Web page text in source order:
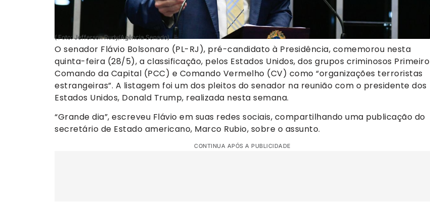
( Foto: Jefferson Rudy/Agência Senado)
O senador Flávio Bolsonaro (PL-RJ), pré-candidato à Presidência, comemorou nesta
quinta-feira (28/5), a classificação, pelos Estados Unidos, dos grupos criminosos Primeiro
Comando da Capital (PCC) e Comando Vermelho (CV) como “organizações terroristas
estrangeiras”. A listagem foi um dos pleitos do senador na reunião com o presidente dos
Estados Unidos, Donald Trump, realizada nesta semana.
“Grande dia”, escreveu Flávio em suas redes sociais, compartilhando uma publicação do
secretário de Estado americano, Marco Rubio, sobre o assunto.
CONTINUA APÓS A PUBLICIDADE